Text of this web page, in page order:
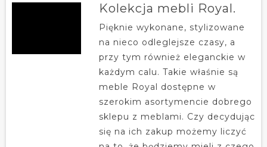
Kolekcja mebli Royal.
Pięknie wykonane, stylizowane
na nieco odleglejsze czasy, a
przy tym również eleganckie w
każdym calu. Takie właśnie są
meble Royal dostępne w
szerokim asortymencie dobrego
sklepu z meblami. Czy decydując
się na ich zakup możemy liczyć